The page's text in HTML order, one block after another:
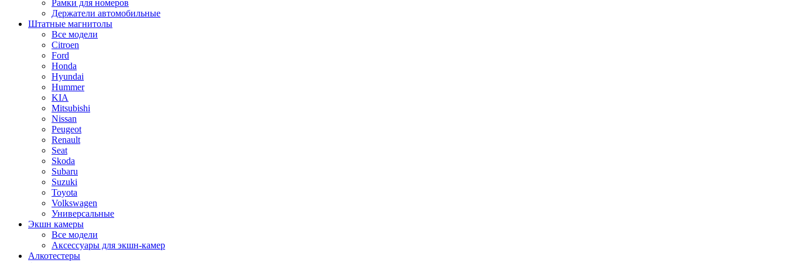
Рамки для номеров
Держатели автомобильные
Штатные магнитолы
Все модели
Citroen
Ford
Honda
Hyundai
Hummer
KIA
Mitsubishi
Nissan
Peugeot
Renault
Seat
Skoda
Subaru
Suzuki
Toyota
Volkswagen
Универсальные
Экшн камеры
Все модели
Аксессуары для экшн-камер
Алкотестеры